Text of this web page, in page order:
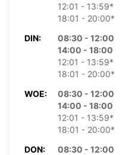
12:01 - 13:59*
18:01 - 20:00*
DIN:
08:30 - 12:00
14:00 - 18:00
12:01 - 13:59*
18:01 - 20:00*
WOE:
08:30 - 12:00
14:00 - 18:00
12:01 - 13:59*
18:01 - 20:00*
DON:
08:30 - 12:00